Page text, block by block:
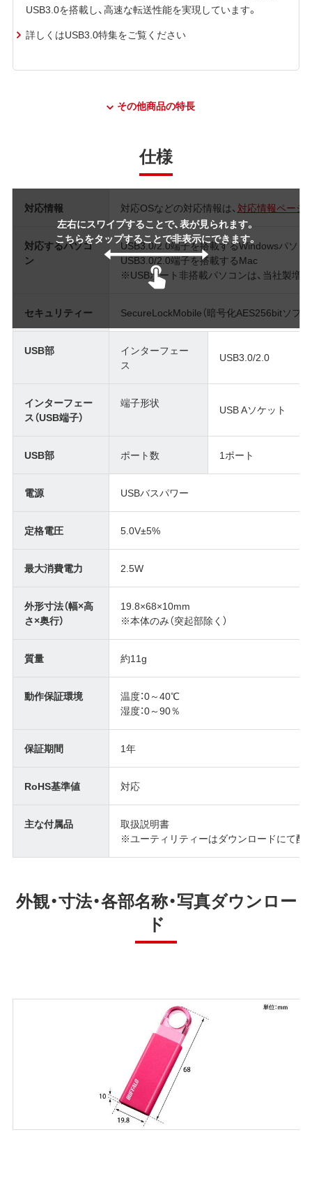
USB3.0を搭載し、高速な転送性能を実現しています。
詳しくはUSB3.0特集をご覧ください
その他商品の特長
仕様
左右にスワイプすることで、表が見られます。
こちらをタップすることで非表示にできます。
対応情報 対応OSなどの対応情報は、 対応情報ページ
対応するパソコ
ン
USB3.0/2.0端子を搭載するWindowsパソコ
USB3.0/2.0端子を搭載するMac
※USBポート非搭載パソコンは、当社製増
セキュリティー SecureLockMobile（暗号化AES256bitソフト
USB部
インターフェー
ス
USB3.0/2.0
インターフェー
ス（USB端子）
端子形状 USB Aソケット
USB部 ポート数 1ポート
電源 USBバスパワー
定格電圧 5.0V±5%
最大消費電力 2.5W
外形寸法（幅×高
さ×奥行）
19.8×68×10mm
※本体のみ（突起部除く）
質量 約11g
動作保証環境
温度：0～40℃
湿度：0～90％
保証期間 1年
RoHS基準値 対応
主な付属品
取扱説明書
※ユーティリティーはダウンロードにて配
外観・寸法・各部名称・写真ダウンロー
ド